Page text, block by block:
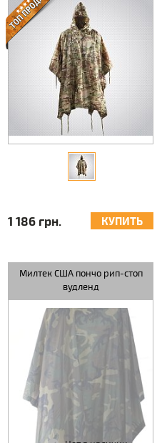
1 186 грн. КУПИТЬ
Милтек США пончо рип-стоп
вудленд